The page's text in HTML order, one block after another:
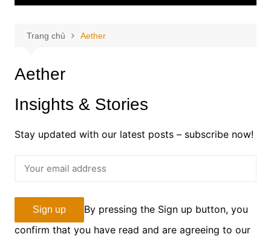
Trang chủ Aether
Aether
Insights & Stories
Stay updated with our latest posts – subscribe now!
By pressing the Sign up button, you
confirm that you have read and are agreeing to our